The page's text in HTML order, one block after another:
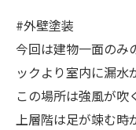
#外壁塗装
今回は建物一面のみ
ックより室内に漏水
この場所は強風が吹
上層階は足が竦む時